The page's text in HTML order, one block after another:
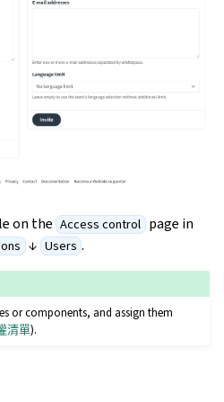
on the Access control page in
↓ Users .
or components, and assign them
清單).